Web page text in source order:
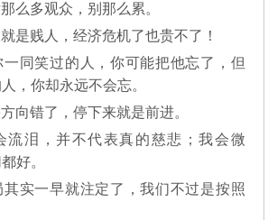
多观众，别那么累。
贱人，经济危机了也贵不了！
笑过的人，你可能把他忘了，但
，你却永远不会忘。
错了，停下来就是前进。
泪，并不代表真的慈悲；我会微
好。
一早就注定了，我们不过是按照